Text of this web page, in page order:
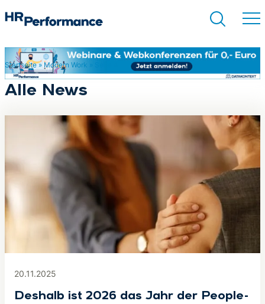
Startseite» Modern Work
Alle News
20.11.2025
Deshalb ist 2026 das Jahr der People-